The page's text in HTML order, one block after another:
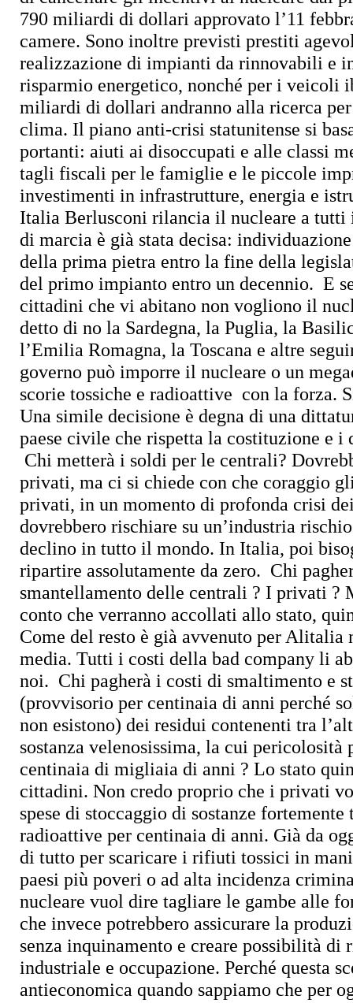
790 miliardi di dollari approvato l’11
camere. Sono inoltre previsti prestiti
realizzazione di impianti da rinnovabili e
risparmio energetico, nonché per i veicoli
miliardi di dollari andranno alla ricerca
clima. Il piano anti-crisi statunitense si
portanti: aiuti ai disoccupati e alle classi
tagli fiscali per le famiglie e le piccole
investimenti in infrastrutture, energia e
Italia Berlusconi rilancia il nucleare a tutti
di marcia è già stata decisa:
della prima pietra entro la fine della
del primo impianto entro un decennio. E
cittadini che vi abitano non vogliono il
detto di no la Sardegna, la Puglia, la
l’Emilia Romagna, la Toscana e altre
governo può imporre il nucleare o un
scorie tossiche e radioattive con la forza.
Una simile decisione è degna di una
paese civile che rispetta la costituzione e
Chi metterà i soldi per le centrali?
privati, ma ci si chiede con che coraggio
privati, in un momento di profonda crisi
dovrebbero rischiare su un’industria
declino in tutto il mondo. In Italia, poi
ripartire assolutamente da zero. Chi
smantellamento delle centrali ? I privati ?
conto che verranno accollati allo stato,
Come del resto è già avvenuto per Alitalia
media. Tutti i costi della bad company li
noi. Chi pagherà i costi di smaltimento e
(provvisorio per centinaia di anni perché
non esistono) dei residui contenenti tra
sostanza velenosissima, la cui pericolosità
centinaia di migliaia di anni ? Lo stato
cittadini. Non credo proprio che i privati
spese di stoccaggio di sostanze fortemente
radioattive per centinaia di anni. Già da
di tutto per scaricare i rifiuti tossici in
paesi più poveri o ad alta incidenza
nucleare vuol dire tagliare le gambe alle
che invece potrebbero assicurare la
senza inquinamento e creare possibilità di
industriale e occupazione. Perché questa
antieconomica quando sappiamo che per